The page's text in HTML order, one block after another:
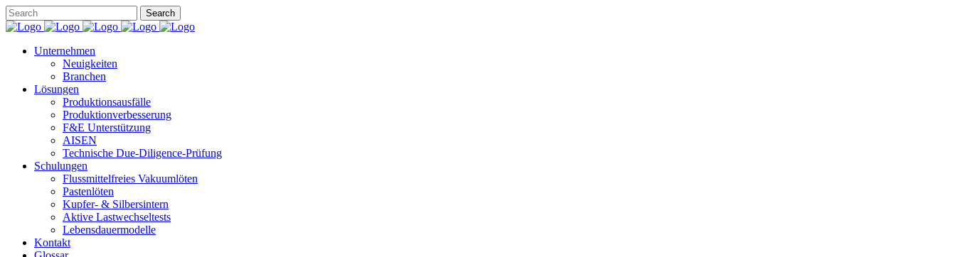
Unternehmen
Neuigkeiten
Branchen
Lösungen
Produktionsausfälle
Produktionverbesserung
F&E Unterstützung
AISEN
Technische Due-Diligence-Prüfung
Schulungen
Flussmittelfreies Vakuumlöten
Pastenlöten
Kupfer- & Silbersintern
Aktive Lastwechseltests
Lebensdauermodelle
Kontakt